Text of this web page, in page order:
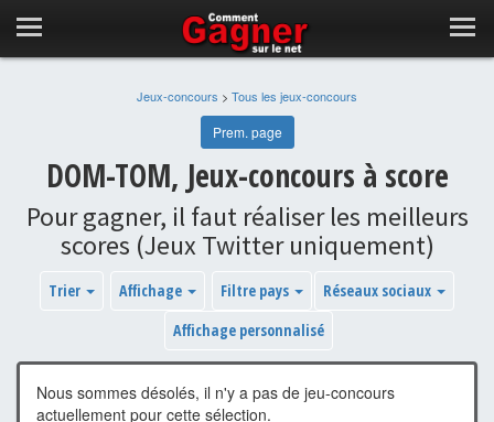
Jeux-concours > Tous les jeux-concours
Prem. page
DOM-TOM, Jeux-concours à score
Pour gagner, il faut réaliser les meilleurs
scores (Jeux Twitter uniquement)
Trier Affichage Filtre pays
Réseaux sociaux
Affichage personnalisé
Nous sommes désolés, il n'y a pas de jeu-concours
actuellement pour cette sélection.